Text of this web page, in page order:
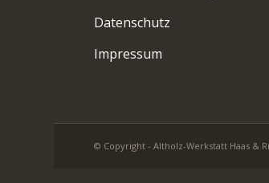
Datenschutz
Impressum
© Copyright - Altholz-Werkstatt Haas &